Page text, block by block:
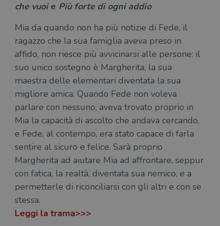
che vuoie Più forte di ogni addio
Mia da quando non ha più notizie di Fede, il
ragazzo che la sua famiglia aveva preso in
affido, non riesce più avvicinarsi alle persone: il
suo unico sostegno è Margherita, la sua
maestra delle elementari diventata la sua
migliore amica. Quando Fede non voleva
parlare con nessuno, aveva trovato proprio in
Mia la capacità di ascolto che andava cercando,
e Fede, al contempo, era stato capace di farla
sentire al sicuro e felice. Sarà proprio
Margherita ad aiutare Mia ad affrontare, seppur
con fatica, la realtà, diventata sua nemico, e a
permetterle di riconciliarsi con gli altri e con se
stessa.
Leggi la trama>>>